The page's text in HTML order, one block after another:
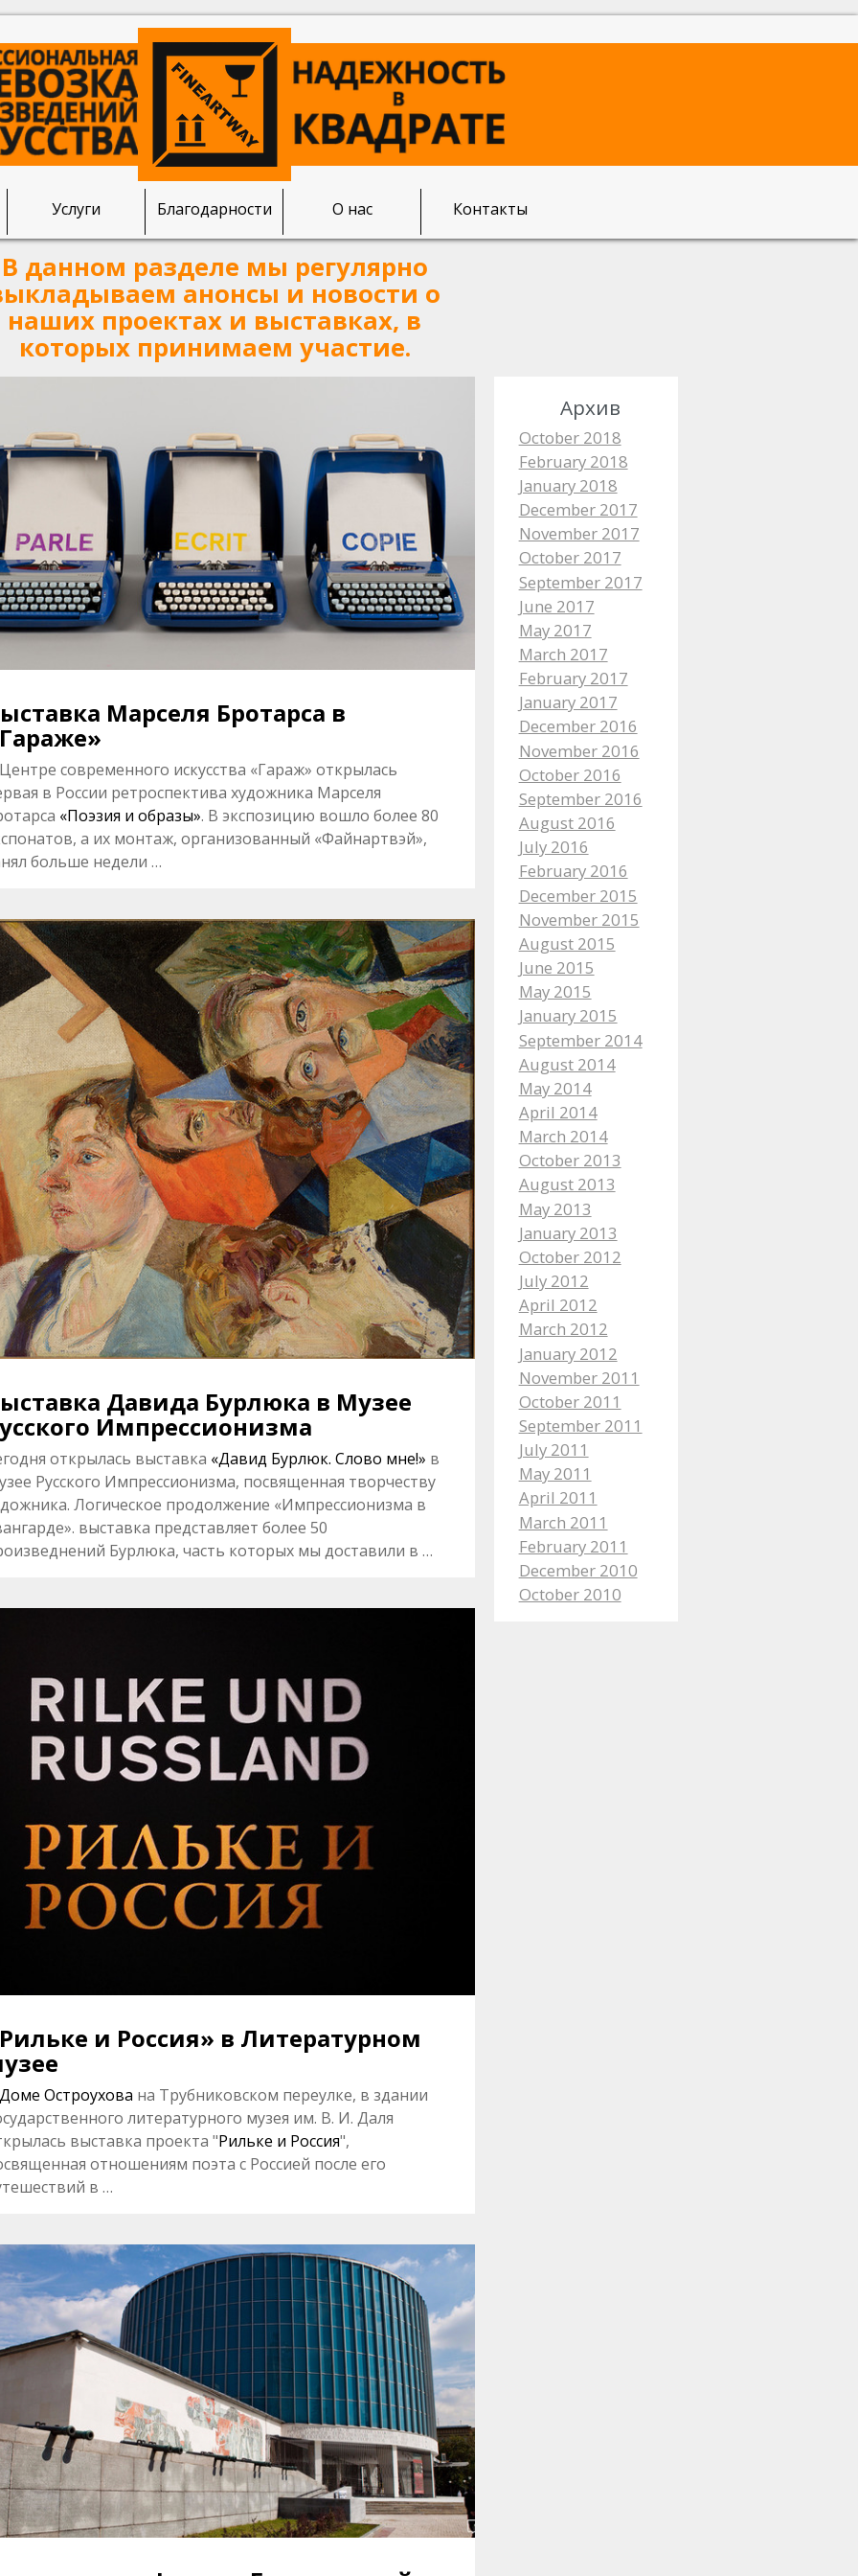
Услуги Благодарности О нас Контакты
В данном разделе мы регулярно
анонсы и новости о
наших проектах и выставках, в
которых принимаем участие.
Марселя Бротарса в
современного искусства «Гараж» открылась
в России ретроспектива художника Марселя
«Поэзия и образы». В экспозицию вошло более 80
а их монтаж, организованный «Файнартвэй»,
больше недели …
Давида Бурлюка в Музее
Импрессионизма
открылась выставка «Давид Бурлюк. Слово мне!» в
Русского Импрессионизма, посвященная творчеству
Логическое продолжение «Импрессионизма в
выставка представляет более 50
Бурлюка, часть которых мы доставили в …
и Россия» в Литературном
Доме Остроухова на Трубниковском переулке, в здании
литературного музея им. В. И. Даля
выставка проекта "Рильке и Россия",
отношениям поэта с Россией после его
в …
Архив
October 2018
February 2018
January 2018
December 2017
November 2017
October 2017
September 2017
June 2017
May 2017
March 2017
February 2017
January 2017
December 2016
November 2016
October 2016
September 2016
August 2016
July 2016
February 2016
December 2015
November 2015
August 2015
June 2015
May 2015
January 2015
September 2014
August 2014
May 2014
April 2014
March 2014
October 2013
August 2013
May 2013
January 2013
October 2012
July 2012
April 2012
March 2012
January 2012
November 2011
October 2011
September 2011
July 2011
May 2011
April 2011
March 2011
February 2011
December 2010
October 2010